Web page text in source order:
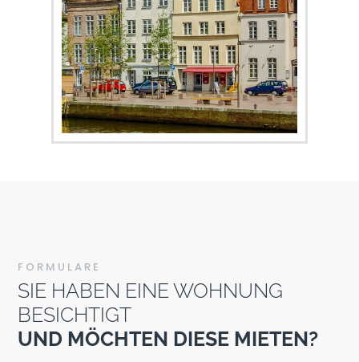
FORMULARE
SIE HABEN EINE WOHNUNG
BESICHTIGT
UND MÖCHTEN DIESE MIETEN?